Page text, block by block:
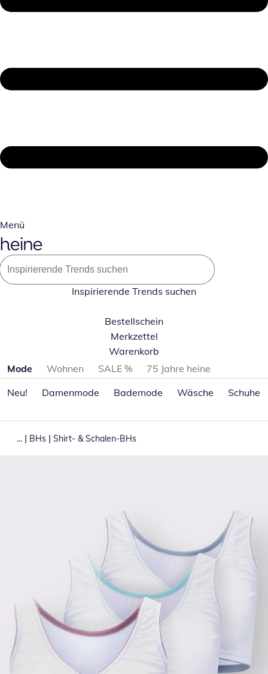
Menü
Inspirierende Trends suchen
Bestellschein
Merkzettel
Warenkorb
Produktkategorien überspringen
Mode Wohnen SALE %
75 Jahre heine
Neu!
Damenmode Bademode Wäsche Schuhe
... | BHs | Shirt- & Schalen-BHs